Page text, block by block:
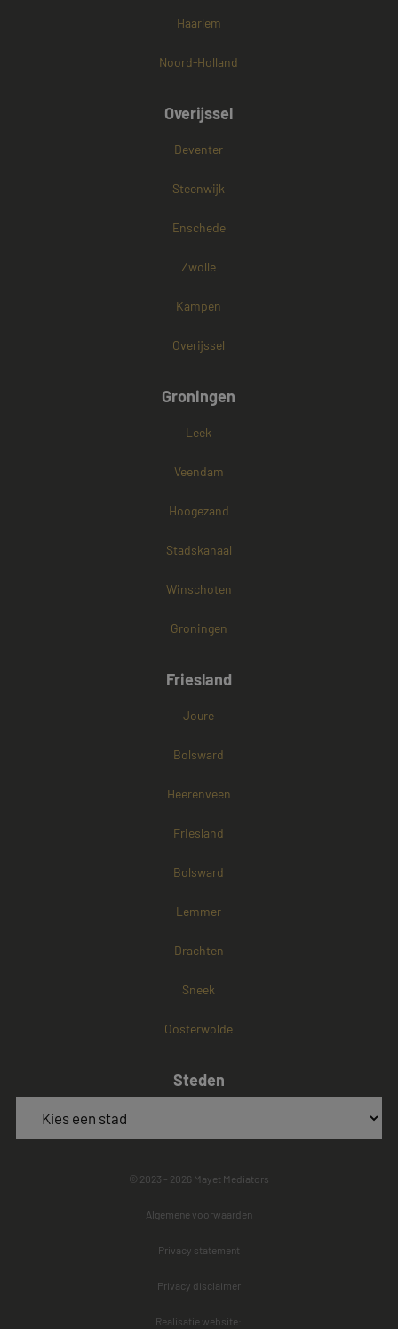
Haarlem
Noord-Holland
Overijssel
Deventer
Steenwijk
Enschede
Zwolle
Kampen
Overijssel
Groningen
Leek
Veendam
Hoogezand
Stadskanaal
Winschoten
Groningen
Friesland
Joure
Bolsward
Heerenveen
Friesland
Bolsward
Lemmer
Drachten
Sneek
Oosterwolde
Steden
© 2023 - 2026 Mayet Mediators
Algemene voorwaarden
Privacy statement
Privacy disclaimer
Realisatie website: